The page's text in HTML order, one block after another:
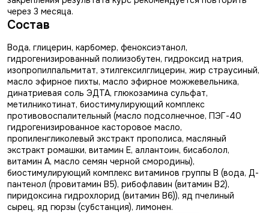
через 3 месяца.
Состав
Вода, глицерин, карбомер, феноксиэтанол,
гидрогенизированный полиизобутен, гидроксид натрия,
изопропилпальмитат, этилгексилглицерин, жир страусиный,
масло эфирное пихты, масло эфирное можжевельника,
динатриевая соль ЭДТА, глюкозамина сульфат,
метилникотинат, биостимулирующий комплекс
противовоспалительный (масло подсолнечное, ПЭГ-40
гидрогенизированное касторовое масло,
пропиленгликолевый экстракт прополиса, масляный
экстракт ромашки, витамин Е, аллантоин, бисаболол,
витамин А, масло семян черной смородины),
биостимулирующий комплекс витаминов группы В (вода, Д-
пантенол (провитамин В5), рибофлавин (витамин В2),
пиридоксина гидрохлорид (витамин В6)), яд пчелиный
сырец, яд гюрзы (субстанция), лимонен.